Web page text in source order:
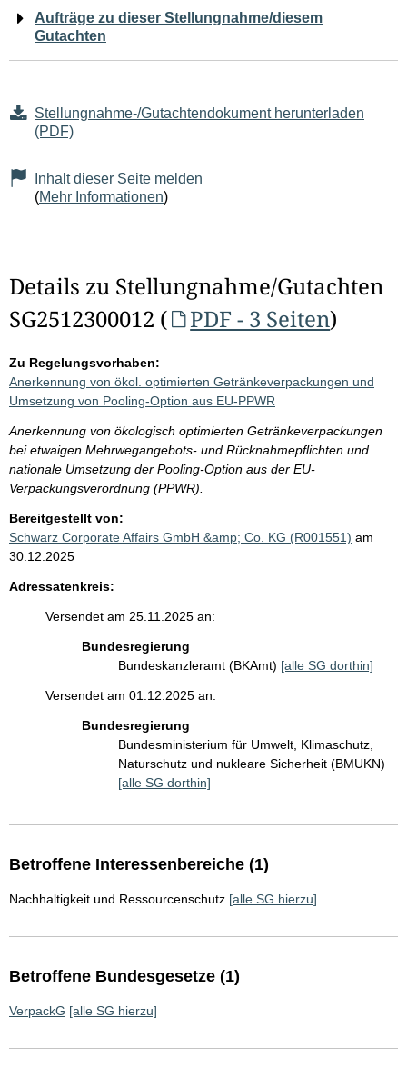
Aufträge zu dieser Stellungnahme/diesem
Gutachten
Stellungnahme-/Gutachtendokument herunterladen
(PDF)
Inhalt dieser Seite melden
(Mehr Informationen)
Details zu Stellungnahme/Gutachten
SG2512300012 (
PDF - 3 Seiten)
Zu Regelungsvorhaben:
Anerkennung von ökol. optimierten Getränkeverpackungen und
Umsetzung von Pooling-Option aus EU-PPWR
Anerkennung von ökologisch optimierten Getränkeverpackungen
bei etwaigen Mehrwegangebots- und Rücknahmepflichten und
nationale Umsetzung der Pooling-Option aus der EU-
Verpackungsverordnung (PPWR).
Bereitgestellt von:
Schwarz Corporate Affairs GmbH &amp; Co. KG (R001551) am
30.12.2025
Adressatenkreis:
Versendet am 25.11.2025 an:
Bundesregierung
Bundeskanzleramt (BKAmt) [alle SG dorthin]
Versendet am 01.12.2025 an:
Bundesregierung
Bundesministerium für Umwelt, Klimaschutz,
Naturschutz und nukleare Sicherheit (BMUKN)
[alle SG dorthin]
Betroffene Interessenbereiche (1)
Nachhaltigkeit und Ressourcenschutz [alle SG hierzu]
Betroffene Bundesgesetze (1)
VerpackG [alle SG hierzu]